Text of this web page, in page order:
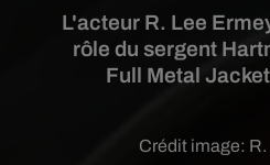
L'acteur R. Lee
rôle du sergent
Full Metal
Crédit image: